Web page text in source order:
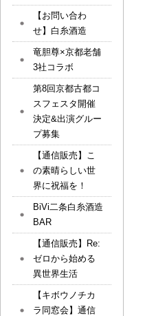
【お問い合わ
せ】白糸酒造
竜胆尊×京都老舗
3社コラボ
第8回京都古都コ
スフェスタ開催
決定&出演グルー
プ募集
【通信販売】こ
の素晴らしい世
界に祝福を！
BiVi二条白糸酒造
BAR
【通信販売】Re:
ゼロから始める
異世界生活
【キボウノチカ
ラ同窓会】通信